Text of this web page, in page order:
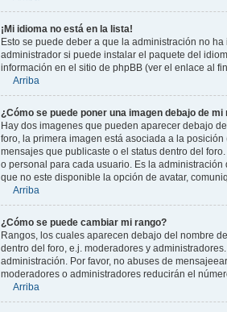
¡Mi idioma no está en la lista!
Esto se puede deber a que la administración no
administrador si puede instalar el paquete del
información en el sitio de phpBB (ver el enlace al
Arriba
¿Cómo se puede poner una imagen debajo de
Hay dos imagenes que pueden aparecer debajo
foro, la primera imagen está asociada a la
mensajes que publicaste o el status dentro del
o personal para cada usuario. Es la
que no este disponible la opción de avatar,
Arriba
¿Cómo se puede cambiar mi rango?
Rangos, los cuales aparecen debajo del nombre
dentro del foro, e.j. moderadores y
administración. Por favor, no abuses de
moderadores o administradores reducirán el
Arriba